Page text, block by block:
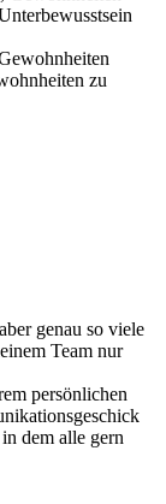
zu
genau so viele
Team nur
persönlichen
dem alle gern